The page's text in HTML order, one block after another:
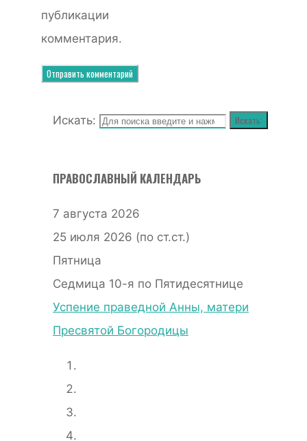
публикации
комментария.
Искать: Искать:
ПРАВОСЛАВНЫЙ КАЛЕНДАРЬ
7 августа 2026
25 июля 2026 (по ст.ст.)
Пятница
Седмица 10-я по Пятидесятнице
Успение праведной Анны, матери
Пресвятой Богородицы